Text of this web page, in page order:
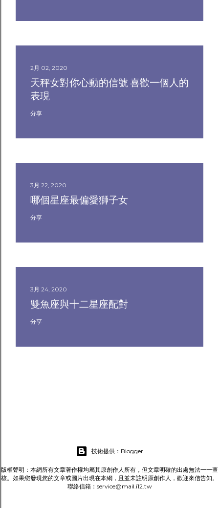
2月 02, 2020
天秤女對你心動的信號 喜歡一個人的
表現
分享
3月 22, 2020
哪個星座最偏愛獅子女
分享
3月 24, 2020
雙魚座與十二星座配對
分享
技術提供：Blogger
版權聲明：本網所有文章著作權均屬其原創作人所有，但文章明確的出處無法一一查
核。如果您發現您的文章或圖片出現在本網，且並未註明原創作人，歡迎來信告知。
聯絡信箱：service@mail.i12.tw